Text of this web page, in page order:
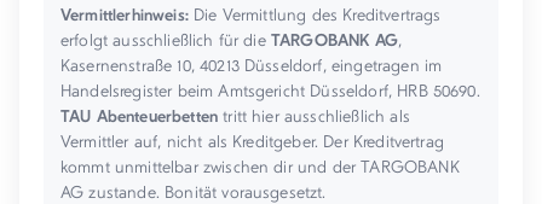
Vermittlerhinweis:Die Vermittlung des Kreditvertrags
erfolgt ausschließlich für die TARGOBANK AG,
Kasernenstraße 10, 40213 Düsseldorf, eingetragen im
Handelsregister beim Amtsgericht Düsseldorf, HRB 50690.
TAU Abenteuerbetten tritt hier ausschließlich als
Vermittler auf, nicht als Kreditgeber. Der Kreditvertrag
kommt unmittelbar zwischen dir und der TARGOBANK
AG zustande. Bonität vorausgesetzt.